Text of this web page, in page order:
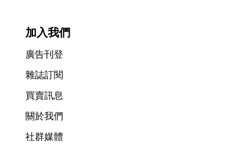
加入我們
廣告刊登
雜誌訂閱
買賣訊息
關於我們
社群媒體